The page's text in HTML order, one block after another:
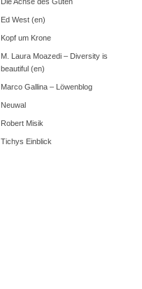
Ed West (en)
Kopf um Krone
M. Laura Moazedi – Diversity is
beautiful (en)
Marco Gallina – Löwenblog
Neuwal
Robert Misik
Tichys Einblick